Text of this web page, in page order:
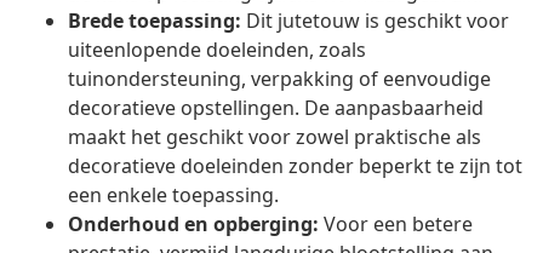
Brede toepassing: Dit jutetouw is geschikt voor
uiteenlopende doeleinden, zoals
tuinondersteuning, verpakking of eenvoudige
decoratieve opstellingen. De aanpasbaarheid
maakt het geschikt voor zowel praktische als
decoratieve doeleinden zonder beperkt te zijn tot
een enkele toepassing.
Onderhoud en opberging: Voor een betere